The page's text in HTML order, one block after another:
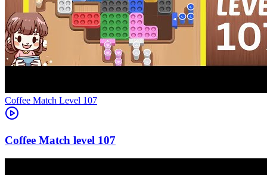
Level 107
107